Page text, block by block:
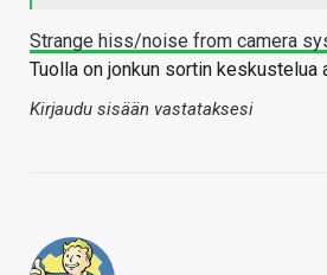
Strange hiss/noise from camera
Tuolla on jonkun sortin keskustelua
Kirjaudu sisään vastataksesi